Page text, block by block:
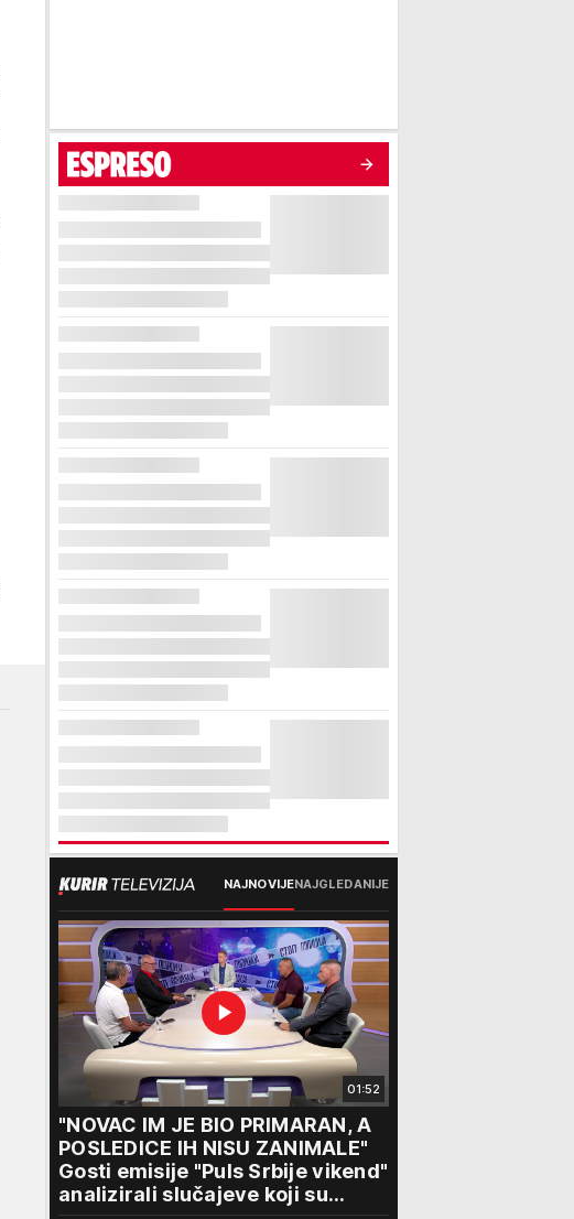
NAJNOVIJENAJGLEDANIJE
01:52
"NOVAC IM JE BIO PRIMARAN, A
POSLEDICE IH NISU ZANIMALE"
Gosti emisije "Puls Srbije vikend"
analizirali slučajeve koji su